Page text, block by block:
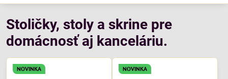
Stoličky, stoly a skrine pre
domácnosť aj kanceláriu.
NOVINKA NOVINKA